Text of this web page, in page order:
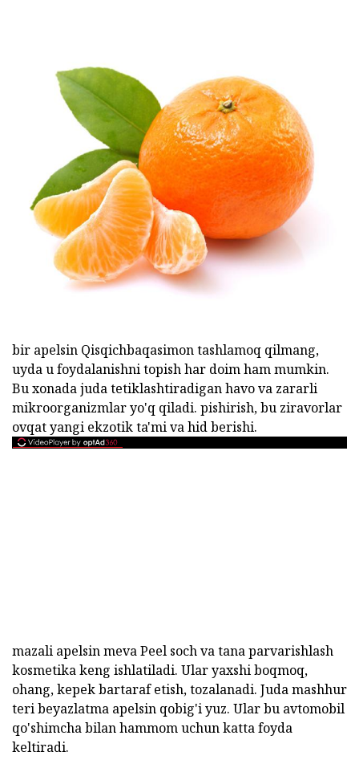
bir apelsin Qisqichbaqasimon tashlamoq qilmang,
uyda u foydalanishni topish har doim ham mumkin.
Bu xonada juda tetiklashtiradigan havo va zararli
mikroorganizmlar yo'q qiladi. pishirish, bu ziravorlar
ovqat yangi ekzotik ta'mi va hid berishi.
mazali apelsin meva Peel soch va tana parvarishlash
kosmetika keng ishlatiladi. Ular yaxshi boqmoq,
ohang, kepek bartaraf etish, tozalanadi. Juda mashhur
teri beyazlatma apelsin qobig'i yuz. Ular bu avtomobil
qo'shimcha bilan hammom uchun katta foyda
keltiradi.